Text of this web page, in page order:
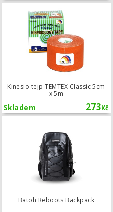
Kinesio tejp TEMTEX Classic 5cm
x 5m
273Kč
Skladem
Batoh Reboots Backpack